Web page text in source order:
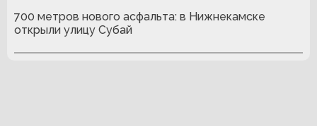
700 метров нового асфальта: в Нижнекамске
открыли улицу Субай